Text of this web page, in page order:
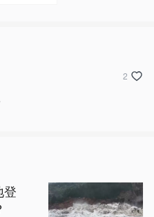
2
登